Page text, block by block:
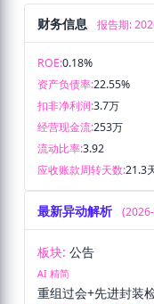
财务信息 报告期:
ROE:0.18%
资产负债率:22.55%
扣非净利润:3.7万
经营现金流:253万
流动比率:3.92
应收账款周转天数:21.3
最新异动解析
板块: 公告
AI 精简
重组过会+先进封装